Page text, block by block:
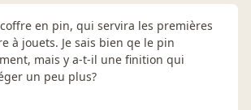
en pin, qui servira les premières
à jouets. Je sais bien qe le pin
mais y a-t-il une finition qui
un peu plus?